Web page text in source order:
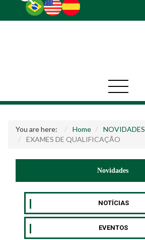
You are here: Home NOVIDADES
EXAMES DE QUALIFICAÇÃO
Novidades
NOTÍCIAS
EVENTOS